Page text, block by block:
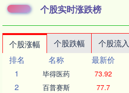
个股实时涨跌榜
个股涨幅 个股跌幅 个股流入
排名
名称 最新价
1
毕得医药 73.92
2 百普赛斯 77.7